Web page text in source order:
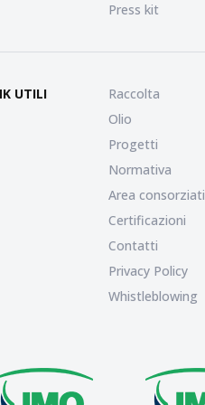
Press kit
UTILI
Raccolta
Olio
Progetti
Normativa
Area consorziati
Certificazioni
Contatti
Privacy Policy
Whistleblowing